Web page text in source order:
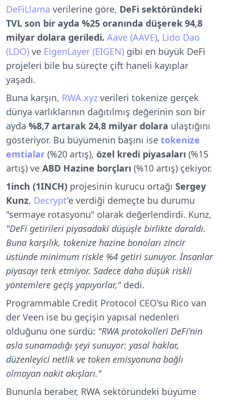
DeFiLlama verilerine göre, DeFi sektöründeki
TVL son bir ayda %25 oranında düşerek 94,8
milyar dolara geriledi. Aave (AAVE), Lido Dao
(LDO) ve EigenLayer (EIGEN) gibi en büyük DeFi
projeleri bile bu süreçte çift haneli kayıplar
yaşadı.
Buna karşın, RWA.xyz verileri tokenize gerçek
dünya varlıklarının dağıtılmış değerinin son bir
ayda %8,7 artarak 24,8 milyar dolara ulaştığını
gösteriyor. Bu büyümenin başını ise tokenize
emtialar (%20 artış), özel kredi piyasaları (%15
artış) ve ABD Hazine borçları (%10 artış) çekiyor.
1inch (1INCH) projesinin kurucu ortağı Sergey
Kunz, Decrypt'e verdiği demeçte bu durumu
"sermaye rotasyonu" olarak değerlendirdi. Kunz,
"DeFi getirileri piyasadaki düşüşle birlikte daraldı.
Buna karşılık, tokenize hazine bonoları zincir
üstünde minimum riskle %4 getiri sunuyor. İnsanlar
piyasayı terk etmiyor. Sadece daha düşük riskli
yöntemlere geçiş yapıyorlar,"dedi.
Programmable Credit Protocol CEO'su Rico van
der Veen ise bu geçişin yapısal nedenleri
olduğunu öne sürdü: "RWA protokolleri DeFi'nin
asla sunamadığı şeyi sunuyor: yasal haklar,
düzenleyici netlik ve token emisyonuna bağlı
olmayan nakit akışları."
Bununla beraber, RWA sektöründeki büyüme